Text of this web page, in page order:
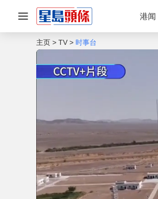
港闻
主页 TV 时事台